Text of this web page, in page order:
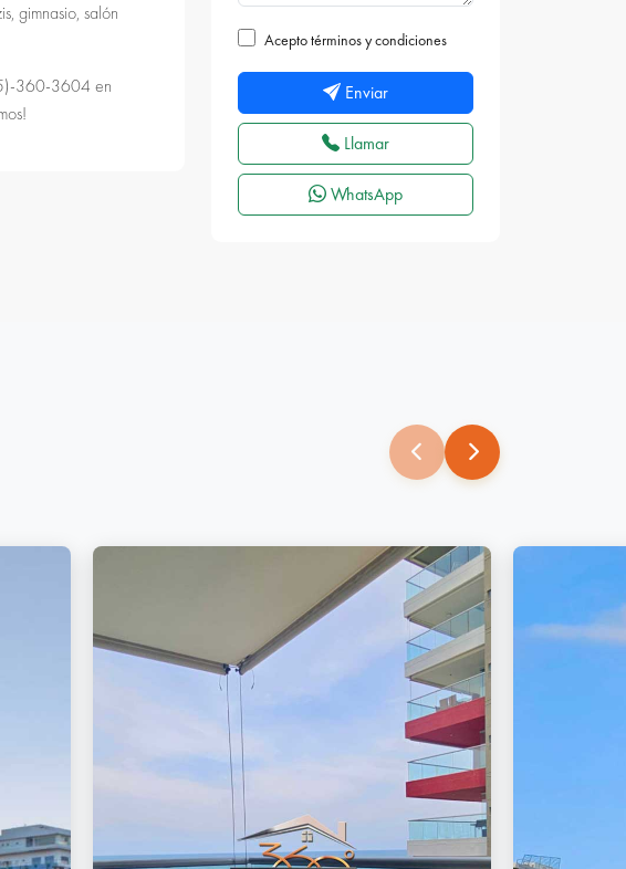
gimnasio, salón
360-3604 en
Acepto términos y condiciones
Enviar
Llamar
WhatsApp